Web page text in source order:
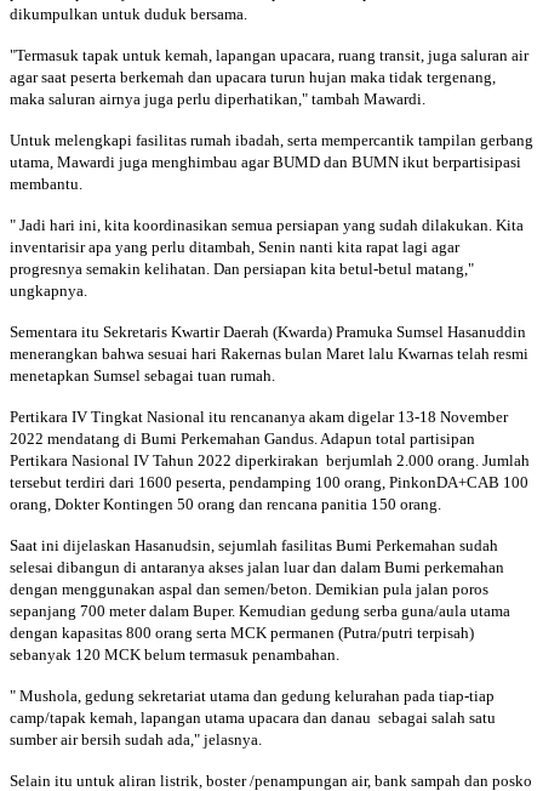
dikumpulkan untuk duduk bersama.
"Termasuk tapak untuk kemah, lapangan upacara, ruang transit, juga saluran air
agar saat peserta berkemah dan upacara turun hujan maka tidak tergenang,
maka saluran airnya juga perlu diperhatikan," tambah Mawardi.
Untuk melengkapi fasilitas rumah ibadah, serta mempercantik tampilan gerbang
utama, Mawardi juga menghimbau agar BUMD dan BUMN ikut berpartisipasi
membantu.
" Jadi hari ini, kita koordinasikan semua persiapan yang sudah dilakukan. Kita
inventarisir apa yang perlu ditambah, Senin nanti kita rapat lagi agar
progresnya semakin kelihatan. Dan persiapan kita betul-betul matang,"
ungkapnya.
Sementara itu Sekretaris Kwartir Daerah (Kwarda) Pramuka Sumsel Hasanuddin
menerangkan bahwa sesuai hari Rakernas bulan Maret lalu Kwarnas telah resmi
menetapkan Sumsel sebagai tuan rumah.
Pertikara IV Tingkat Nasional itu rencananya akam digelar 13-18 November
2022 mendatang di Bumi Perkemahan Gandus. Adapun total partisipan
Pertikara Nasional IV Tahun 2022 diperkirakan berjumlah 2.000 orang. Jumlah
tersebut terdiri dari 1600 peserta, pendamping 100 orang, PinkonDA+CAB 100
orang, Dokter Kontingen 50 orang dan rencana panitia 150 orang.
Saat ini dijelaskan Hasanudsin, sejumlah fasilitas Bumi Perkemahan sudah
selesai dibangun di antaranya akses jalan luar dan dalam Bumi perkemahan
dengan menggunakan aspal dan semen/beton. Demikian pula jalan poros
sepanjang 700 meter dalam Buper. Kemudian gedung serba guna/aula utama
dengan kapasitas 800 orang serta MCK permanen (Putra/putri terpisah)
sebanyak 120 MCK belum termasuk penambahan.
" Mushola, gedung sekretariat utama dan gedung kelurahan pada tiap-tiap
camp/tapak kemah, lapangan utama upacara dan danau sebagai salah satu
sumber air bersih sudah ada," jelasnya.
Selain itu untuk aliran listrik, boster /penampungan air, bank sampah dan posko